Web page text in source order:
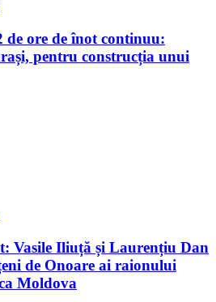
de ore de înot continuu:
pentru construcția unui
Vasile Iliuță și Laurențiu Dan
de Onoare ai raionului
Moldova